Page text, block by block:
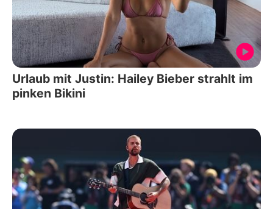
Urlaub mit Justin: Hailey Bieber strahlt im
pinken Bikini